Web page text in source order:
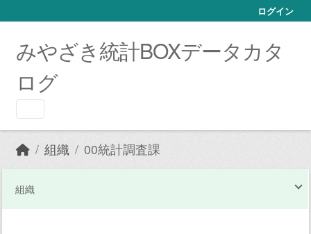
ログイン
みやざき統計BOXデータカタ
ログ
組織 00統計調査課
組織